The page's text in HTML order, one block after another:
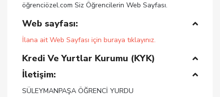
öğrenciözel.com Siz Öğrencilerin Web Sayfası.
Web sayfası:
İlana ait Web Sayfası için buraya tıklayınız.
Kredi Ve Yurtlar Kurumu (KYK)
İletişim:
SÜLEYMANPAŞA ÖĞRENCİ YURDU